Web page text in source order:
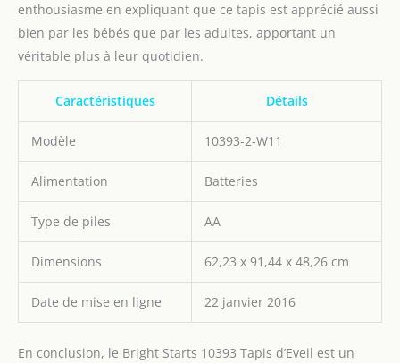
enthousiasme en expliquant que ce tapis est apprécié aussi
bien par les bébés que par les adultes, apportant un
véritable plus à leur quotidien.
Caractéristiques Détails
Modèle 10393-2-W11
Alimentation Batteries
Type de piles AA
Dimensions 62,23 x 91,44 x 48,26 cm
Date de mise en ligne 22 janvier 2016
En conclusion, le Bright Starts 10393 Tapis d’Eveil est un